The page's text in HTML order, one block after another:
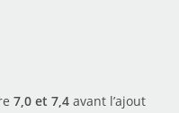
7,0 et 7,4 avant l’ajout